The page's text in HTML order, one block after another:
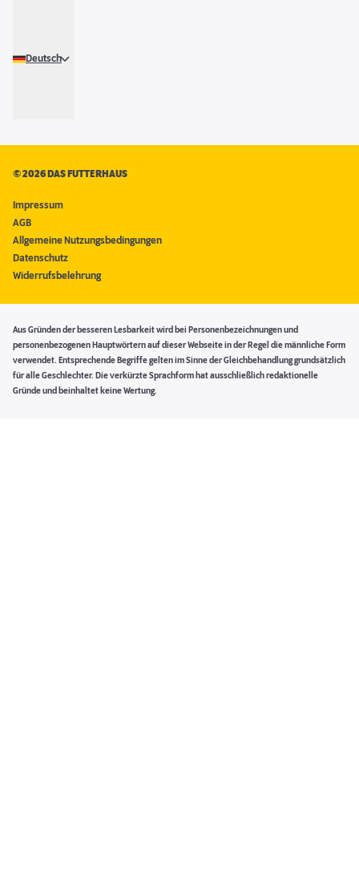
Deutsch
©2026 DAS FUTTERHAUS
Impressum
AGB
Allgemeine Nutzungsbedingungen
Datenschutz
Widerrufsbelehrung
Aus Gründen der besseren Lesbarkeit wird bei Personenbezeichnungen und
personenbezogenen Hauptwörtern auf dieser Webseite in der Regel die männliche Form
verwendet. Entsprechende Begriffe gelten im Sinne der Gleichbehandlung grundsätzlich
für alle Geschlechter. Die verkürzte Sprachform hat ausschließlich redaktionelle
Gründe und beinhaltet keine Wertung.